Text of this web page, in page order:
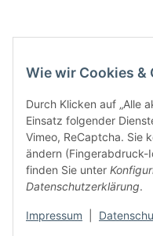
Wie wir Cookies &
Durch Klicken auf „Alle
Einsatz folgender
Vimeo, ReCaptcha. Sie
ändern (Fingerabdruck-
finden Sie unter
Datenschutzerklärung.
Impressum
Informationen
Rechtliches